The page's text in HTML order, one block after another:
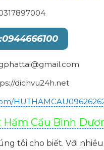
dichvu24h.net
Hầm Cầu Bình
tôi cho biết. Với